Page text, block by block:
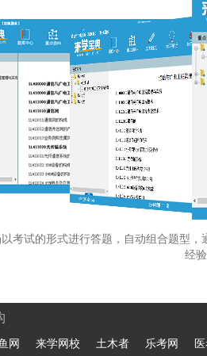
考试的形式进行答题，自动组合题型
经
网 来学网校 土木者 乐考网